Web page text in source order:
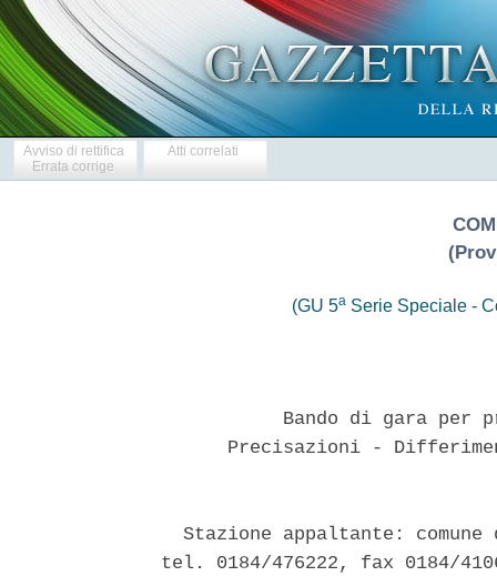
Avviso di rettifica
Errata corrige
Atti correlati
(GU 5a Serie Speciale -
Bando di gara per
Precisazioni -
Stazione appaltante: comune
tel. 0184/476222, fax 0184/